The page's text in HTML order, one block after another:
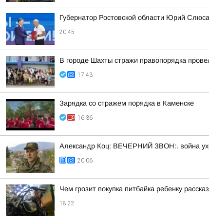
Губернатор Ростовской области Юрий
20:45
В городе Шахты стражи правопорядка
17:43
Зарядка со стражем порядка в Каменске
16:36
Александр Коц: ВЕЧЕРНИЙ ЗВОН:. война
20:06
Чем грозит покупка питбайка ребенку
18:22